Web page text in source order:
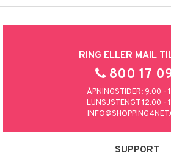
RING ELLER MAIL
800 17
ÅPNINGSTIDER: 9.00 -
LUNSJSTENGT 12.00 -
SUPPORT